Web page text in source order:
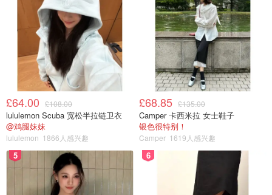
据！
小不列颠晒晒君 1040
特朗普玩抽象？全美700万人抗议💩他
竟用AI战机泼“粪”反击！网友：看傻
省钱君
惊了！巴黎博物馆被窃，24岁中国女
子被起诉！170万美元展品被熔成金
块！
£64.00 £108.00
lululemon Scuba 宽松半拉链卫衣
@鸡腿妹妹
lululemon 1866人感兴趣
£68.85 £135.00
Camper 卡西米拉 女士鞋子
银色很特别！
Camper 1619人感兴趣
5 6